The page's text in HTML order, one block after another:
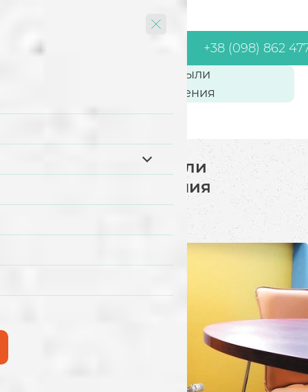
+38 (098) 862
Как очистить от пыли
радиаторы отопления
Как очистить от пыли
радиаторы отопления